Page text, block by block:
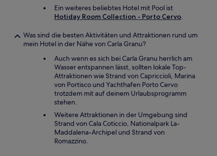
Ein weiteres beliebtes Hotel mit Pool ist
Hotiday Room Collection - Porto Cervo.
Was sind die besten Aktivitäten und Attraktionen rund um
mein Hotel in der Nähe von Carla Granu?
Auch wenn es sich bei Carla Granu herrlich am
Wasser entspannen lässt, sollten lokale Top-
Attraktionen wie Strand von Capriccioli, Marina
von Portisco und Yachthafen Porto Cervo
trotzdem mit auf deinem Urlaubsprogramm
stehen.
Weitere Attraktionen in der Umgebung sind
Strand von Cala Coticcio, Nationalpark La-
Maddalena-Archipel und Strand von
Romazzino.